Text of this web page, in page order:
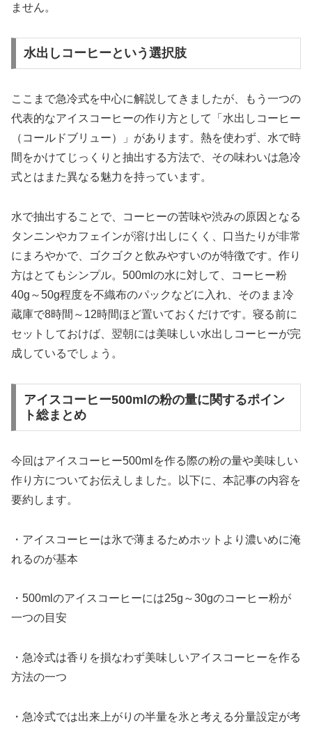
ません。
水出しコーヒーという選択肢
ここまで急冷式を中心に解説してきましたが、もう一つの
代表的なアイスコーヒーの作り方として「水出しコーヒー
（コールドブリュー）」があります。熱を使わず、水で時
間をかけてじっくりと抽出する方法で、その味わいは急冷
式とはまた異なる魅力を持っています。
水で抽出することで、コーヒーの苦味や渋みの原因となる
タンニンやカフェインが溶け出しにくく、口当たりが非常
にまろやかで、ゴクゴクと飲みやすいのが特徴です。作り
方はとてもシンプル。500mlの水に対して、コーヒー粉
40g～50g程度を不織布のパックなどに入れ、そのまま冷
蔵庫で8時間～12時間ほど置いておくだけです。寝る前に
セットしておけば、翌朝には美味しい水出しコーヒーが完
成しているでしょう。
アイスコーヒー500mlの粉の量に関するポイン
ト総まとめ
今回はアイスコーヒー500mlを作る際の粉の量や美味しい
作り方についてお伝えしました。以下に、本記事の内容を
要約します。
・アイスコーヒーは氷で薄まるためホットより濃いめに淹
れるのが基本
・500mlのアイスコーヒーには25g～30gのコーヒー粉が
一つの目安
・急冷式は香りを損なわず美味しいアイスコーヒーを作る
方法の一つ
・急冷式では出来上がりの半量を氷と考える分量設定が考